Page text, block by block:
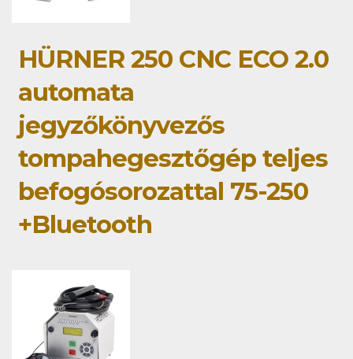
HÜRNER 250 CNC ECO 2.0
automata
jegyzőkönyvezős
tompahegesztőgép teljes
befogósorozattal 75-250
+Bluetooth